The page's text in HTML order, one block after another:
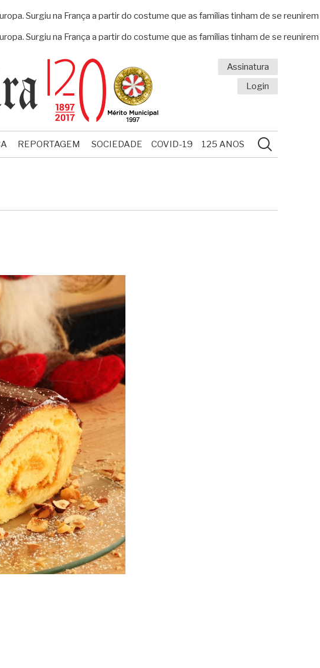
Surgiu na França a partir do costume que as famílias tinham de se reunirem
Surgiu na França a partir do costume que as famílias tinham de se reunirem
Assinatura
Login
REPORTAGEM SOCIEDADE COVID-19 125 ANOS